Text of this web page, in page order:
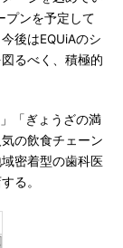
プンを予定して
後はEQUiAのシ
るべく、積極的
「ぎょうざの満
の飲食チェーン
密着型の歯科医
る。